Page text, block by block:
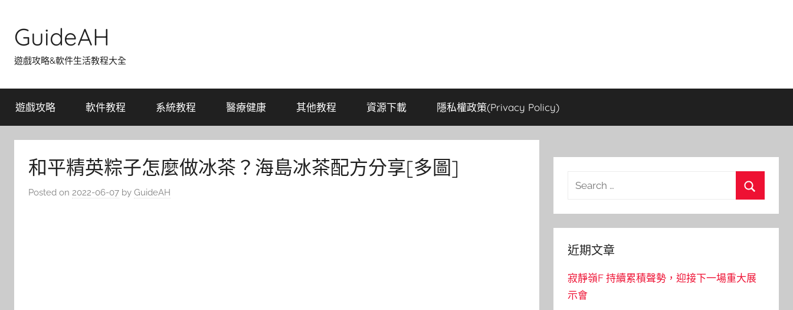
content
GuideAH
遊戲攻略&軟件生活教程大全
遊戲攻略 軟件教程 系統教程 醫療健康 其他教程 資源下載 隱私權政策(Privacy Policy)
和平精英粽子怎麼做冰茶？海島冰茶配方分享[多圖]
Posted on 2022-06-07 by GuideAH
Search
近期文章
寂靜嶺F 持續累積聲勢，迎接下一場重大展
示會